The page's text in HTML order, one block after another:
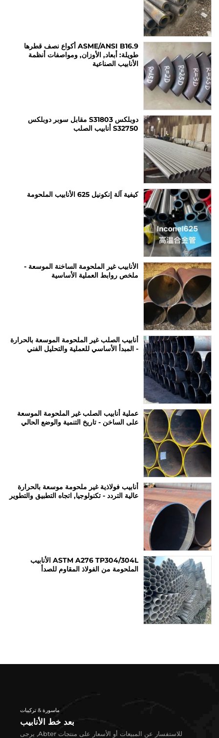
ASME/ANSI B16.9 أكواع نصف قطرها
طويلة: أبعاد, الأوزان, ومواصفات أنظمة
الأنابيب الصناعية
دوبلكس S31803 مقابل سوبر دوبلكس
S32750 أنابيب الصلب
كيفية آلة إنكونيل 625 الأنابيب الملحومة
الأنابيب غير الملحومة الساخنة الموسعة -
ملخص روابط العملية الأساسية
أنابيب الصلب غير الملحومة الموسعة بالحرارة
- المبدأ الأساسي للعملية والتحليل الفني
عملية أنابيب الصلب غير الملحومة الموسعة
على الساخن - تاريخ التنمية والوضع الحالي
أنابيب فولاذية غير ملحومة موسعة بالحرارة
عالية التردد - تكنولوجيا, اتجاه التطبيق والتطوير
ASTM A276 TP304/304L الأنابيب
الملحومة من الفولاذ المقاوم للصدأ
ماسورة & تركيبات
بعد خط الأنابيب
للاستفسار عن المبيعات أو الأسعار على منتجات Abter, يرجى